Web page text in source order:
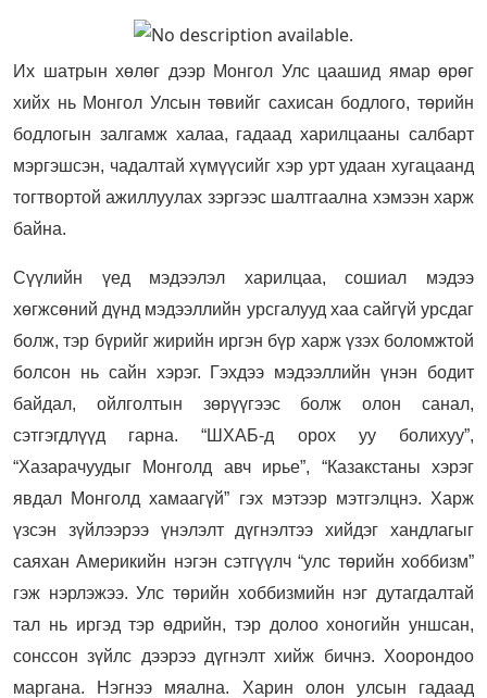
Их шатрын хөлөг дээр Монгол Улс цаашид ямар өрөг
хийх нь Монгол Улсын төвийг сахисан бодлого, төрийн
бодлогын залгамж халаа, гадаад харилцааны салбарт
мэргэшсэн, чадалтай хүмүүсийг хэр урт удаан хугацаанд
тогтвортой ажиллуулах зэргээс шалтгаална хэмээн харж
байна.
Сүүлийн үед мэдээлэл харилцаа, сошиал мэдээ
хөгжсөний дүнд мэдээллийн урсгалууд хаа сайгүй урсдаг
болж, тэр бүрийг жирийн иргэн бүр харж үзэх боломжтой
болсон нь сайн хэрэг. Гэхдээ мэдээллийн үнэн бодит
байдал, ойлголтын зөрүүгээс болж олон санал,
сэтгэгдлүүд гарна. “ШХАБ-д орох уу болихуу”,
“Хазарачуудыг Монголд авч ирье”, “Казакстаны хэрэг
явдал Монголд хамаагүй” гэх мэтээр мэтгэлцнэ. Харж
үзсэн зүйлээрээ үнэлэлт дүгнэлтээ хийдэг хандлагыг
саяхан Америкийн нэгэн сэтгүүлч “улс төрийн хоббизм”
гэж нэрлэжээ. Улс төрийн хоббизмийн нэг дутагдалтай
тал нь иргэд тэр өдрийн, тэр долоо хоногийн уншсан,
сонссон зүйлс дээрээ дүгнэлт хийж бичнэ. Хоорондоо
маргана. Нэгнээ мяална. Харин олон улсын гадаад